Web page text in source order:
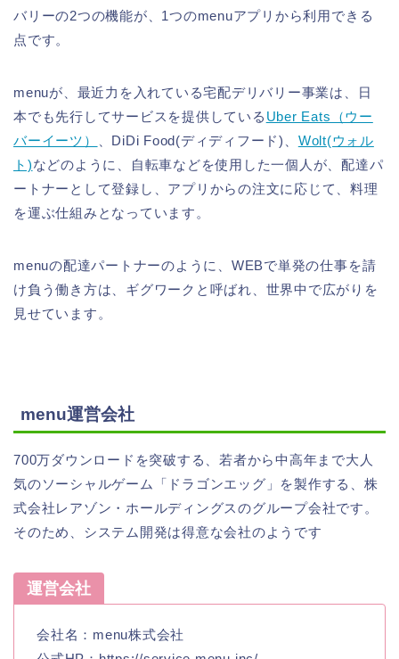
バリーの2つの機能が、1つのmenuアプリから利用できる
点です。
menuが、最近力を入れている宅配デリバリー事業は、日
本でも先行してサービスを提供している Uber Eats（ウー
バーイーツ）
、DiDi Food(ディディフード)、 Wolt(ウォル
ト)などのように、自転車などを使用した一個人が、配達パ
ートナーとして登録し、アプリからの注文に応じて、料理
を運ぶ仕組みとなっています。
menuの配達パートナーのように、WEBで単発の仕事を請
け負う働き方は、ギグワークと呼ばれ、世界中で広がりを
見せています。
menu運営会社
700万ダウンロードを突破する、若者から中高年まで大人
気のソーシャルゲーム「ドラゴンエッグ」を製作する、株
式会社レアゾン・ホールディングスのグループ会社です。
そのため、システム開発は得意な会社のようです
運営会社
会社名：menu株式会社